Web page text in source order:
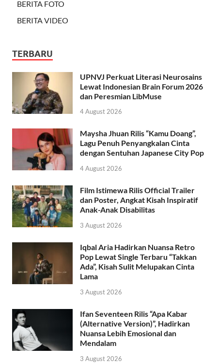
BERITA FOTO
BERITA VIDEO
TERBARU
UPNVJ Perkuat Literasi Neurosains
Lewat Indonesian Brain Forum 2026
dan Peresmian LibMuse
4 August 2026
Maysha Jhuan Rilis “Kamu Doang”,
Lagu Penuh Penyangkalan Cinta
dengan Sentuhan Japanese City Pop
4 August 2026
Film Istimewa Rilis Official Trailer
dan Poster, Angkat Kisah Inspiratif
Anak-Anak Disabilitas
3 August 2026
Iqbal Aria Hadirkan Nuansa Retro
Pop Lewat Single Terbaru “Takkan
Ada”, Kisah Sulit Melupakan Cinta
Lama
3 August 2026
Ifan Seventeen Rilis “Apa Kabar
(Alternative Version)”, Hadirkan
Nuansa Lebih Emosional dan
Mendalam
3 August 2026